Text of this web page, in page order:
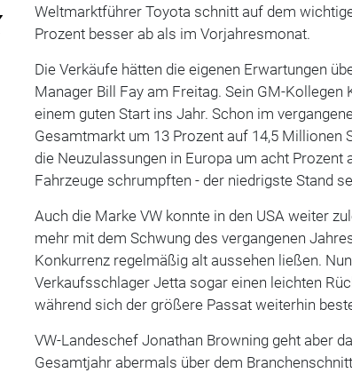
Weltmarktführer Toyota schnitt auf dem
Prozent besser ab als im Vorjahresmonat.
Die Verkäufe hätten die eigenen Erwartungen
Manager Bill Fay am Freitag. Sein GM-Kollegen
einem guten Start ins Jahr. Schon im
Gesamtmarkt um 13 Prozent auf 14,5 Millionen
die Neuzulassungen in Europa um acht Prozent
Fahrzeuge schrumpften - der niedrigste Stand
Auch die Marke VW konnte in den USA weiter
mehr mit dem Schwung des vergangenen
Konkurrenz regelmäßig alt aussehen ließen.
Verkaufsschlager Jetta sogar einen leichten
während sich der größere Passat weiterhin
VW-Landeschef Jonathan Browning geht aber
Gesamtjahr abermals über dem